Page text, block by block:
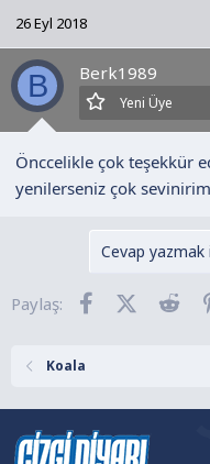
i
l
e
r
26 Eyl 2018
B Berk1989
Yeni Üye
Önccelikle çok teşekkür
yenilerseniz çok
Cevap yazmak
Paylaş: Facebook
X
Koala